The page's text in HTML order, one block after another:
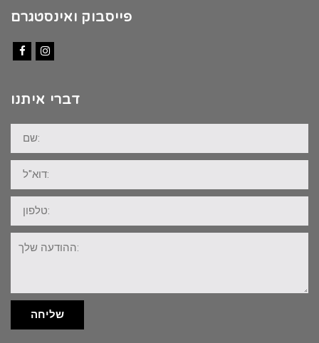
פייסבוק ואינסטגרם
דברי איתנו
שם:
דוא"ל:
טלפון:
ההודעה
שלך:
שליחה